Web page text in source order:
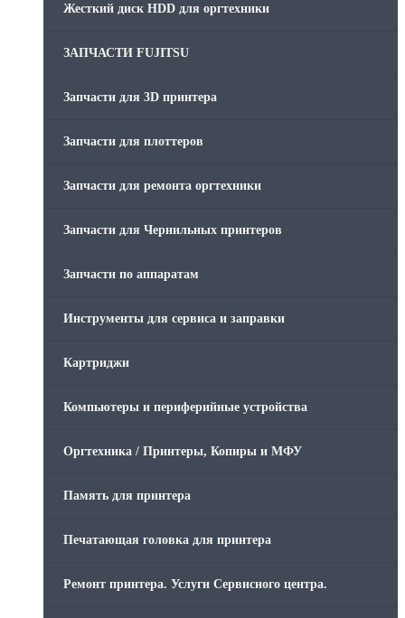
Жесткий диск HDD для оргтехники
ЗАПЧАСТИ FUJITSU
Запчасти для 3D принтера
Запчасти для плоттеров
Запчасти для ремонта оргтехники
Запчасти для Чернильных принтеров
Запчасти по аппаратам
Инструменты для сервиса и заправки
Картриджи
Компьютеры и периферийные устройства
Оргтехника / Принтеры, Копиры и МФУ
Память для принтера
Печатающая головка для принтера
Ремонт принтера. Услуги Сервисного центра.